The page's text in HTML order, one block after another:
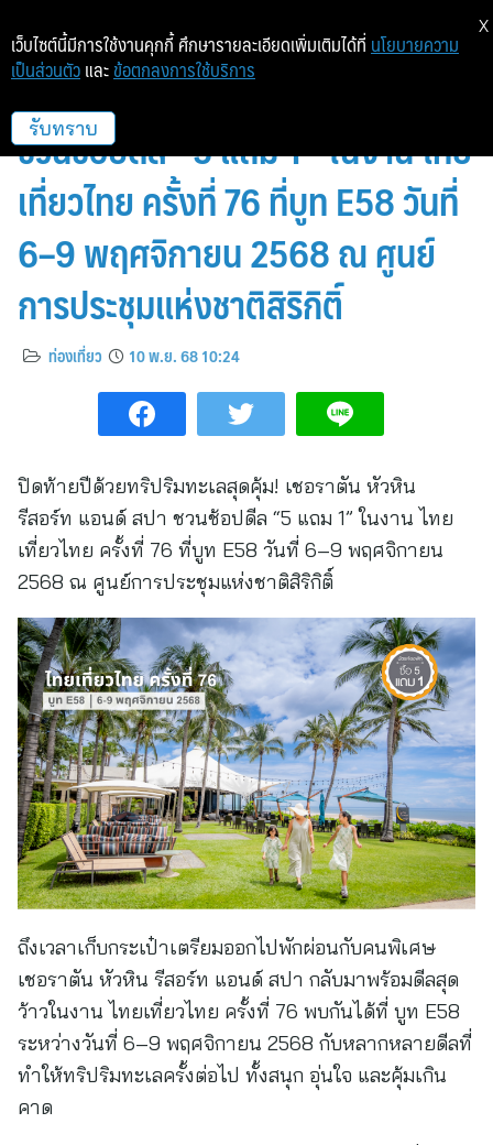
เชอราตัน หัวหิน รีสอร์ท แอนด์ สปา
ชวนช้อปดีล “5 แถม 1” ในงาน ไทย
เที่ยวไทย ครั้งที่ 76 ที่บูท E58 วันที่
6–9 พฤศจิกายน 2568 ณ ศูนย์
การประชุมแห่งชาติสิริกิติ์
ท่องเที่ยว 10 พ.ย. 68 10:24
ปิดท้ายปีด้วยทริปริมทะเลสุดคุ้ม! เชอราตัน หัวหิน
รีสอร์ท แอนด์ สปา ชวนช้อปดีล “5 แถม 1” ในงาน ไทย
เที่ยวไทย ครั้งที่ 76 ที่บูท E58 วันที่ 6–9 พฤศจิกายน
2568 ณ ศูนย์การประชุมแห่งชาติสิริกิติ์
ถึงเวลาเก็บกระเป๋าเตรียมออกไปพักผ่อนกับคนพิเศษ
เชอราตัน หัวหิน รีสอร์ท แอนด์ สปา กลับมาพร้อมดีลสุด
ว้าวในงาน ไทยเที่ยวไทย ครั้งที่ 76 พบกันได้ที่ บูท E58
ระหว่างวันที่ 6–9 พฤศจิกายน 2568 กับหลากหลายดีลที่
ทำให้ทริปริมทะเลครั้งต่อไป ทั้งสนุก อุ่นใจ และคุ้มเกิน
คาด
เว็บไซต์นี้มีการใช้งานคุกกี้ ศึกษารายละเอียดเพิ่มเติมได้ที่ นโยบายความ
เป็นส่วนตัว และ ข้อตกลงการใช้บริการ
รับทราบ
X